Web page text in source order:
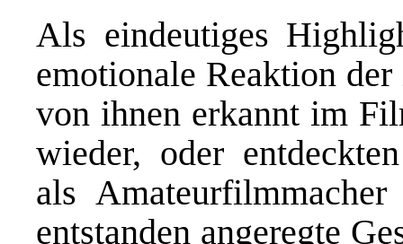
Als eindeutiges
emotionale Reaktion
von ihnen erkannt im
wieder, oder
als
entstanden angeregte